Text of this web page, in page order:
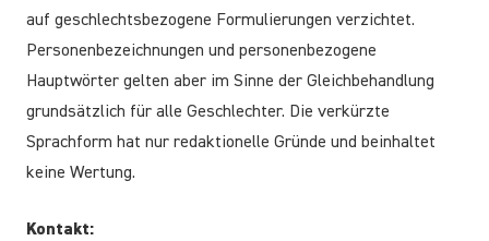
auf geschlechtsbezogene Formulierungen verzichtet.
Personenbezeichnungen und personenbezogene
Hauptwörter gelten aber im Sinne der Gleichbehandlung
grundsätzlich für alle Geschlechter. Die verkürzte
Sprachform hat nur redaktionelle Gründe und beinhaltet
keine Wertung.
Kontakt: